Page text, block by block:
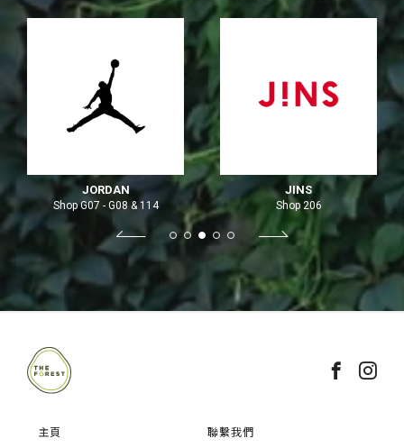
JORDAN
Shop G07 - G08 & 114
JINS
Shop 206
主頁 聯繫我們